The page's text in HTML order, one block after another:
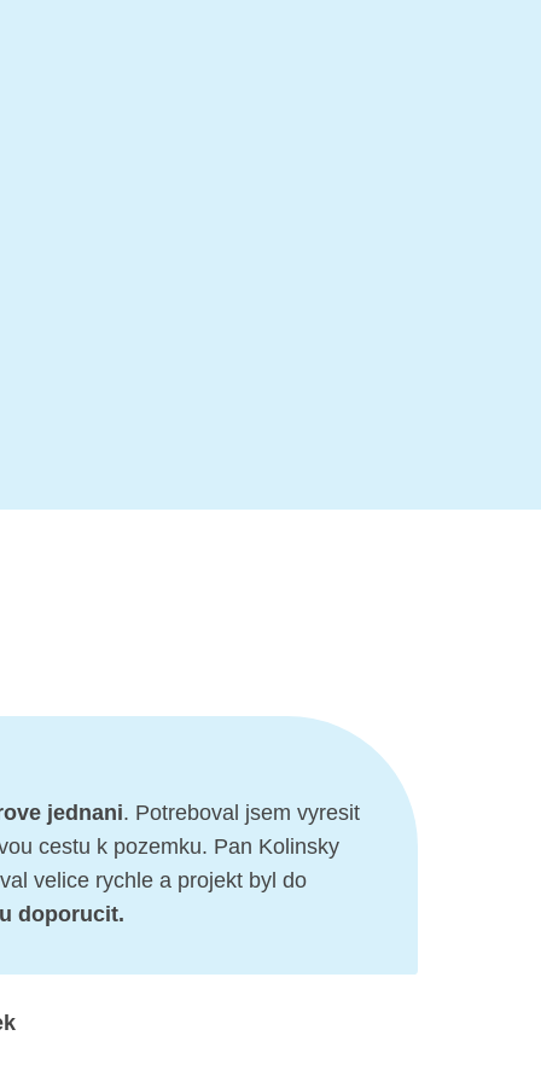
jednani. Potreboval jsem vyresit
cestu k pozemku. Pan Kolinsky
velice rychle a projekt byl do
doporucit.